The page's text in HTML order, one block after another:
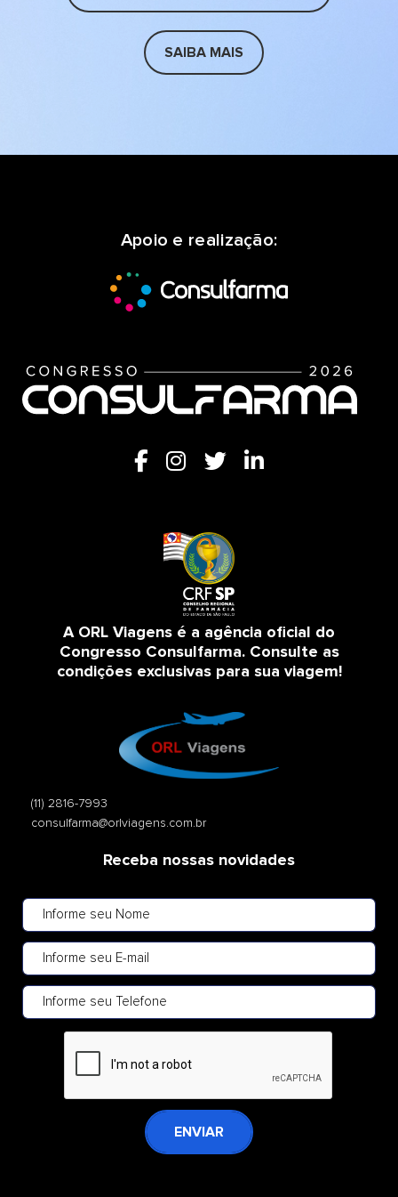
SAIBA MAIS
Apoio e realização:
A ORL Viagens é a agência oficial do
Congresso Consulfarma. Consulte as
condições exclusivas para sua viagem!
(11) 2816-7993
consulfarma@orlviagens.com.br
Receba nossas novidades
ENVIAR